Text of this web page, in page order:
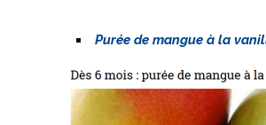
Purée de mangue à la